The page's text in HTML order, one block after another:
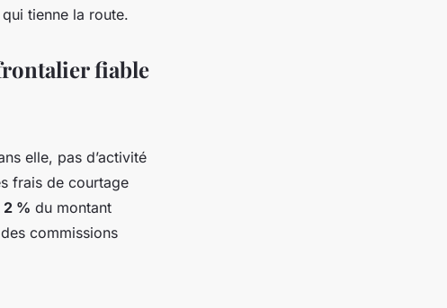
tienne la route.
fiable
elle, pas d’activité
frais de courtage
2 % du montant
commissions